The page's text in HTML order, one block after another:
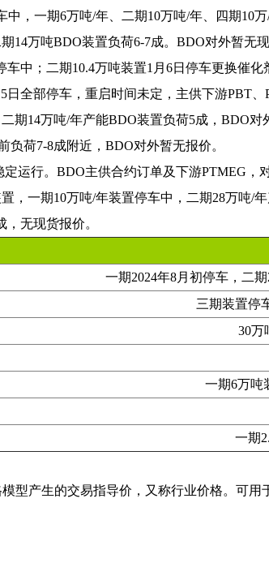
，一期6万吨/年、二期10万吨/年、四期10
14万吨BDO装置负荷6-7成。BDO对外暂无现
中；二期10.4万吨装置1月6日停车更换催化
日全部停车，重启时间未定，主供下游PBT、
期14万吨/年产能BDO装置负荷5成，BDO对
负荷7-8成附近，BDO对外暂无报价。
运行。BDO主供合约订单及下游PTMEG，
，一期10万吨/年装置停车中，二期28万吨/年
无现货报价。
一期2024年8月初停车，二
三期装置停
30万
一期6万吨
一期
型产生的交易指导价，又称行业价格。可用